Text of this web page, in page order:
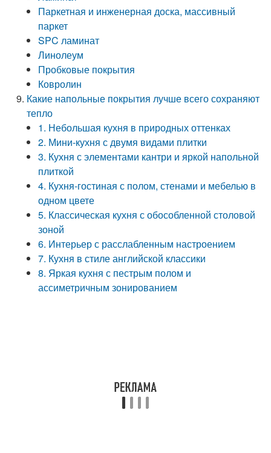
Паркетная и инженерная доска, массивный
паркет
SPC ламинат
Линолеум
Пробковые покрытия
Ковролин
Какие напольные покрытия лучше всего сохраняют
тепло
1. Небольшая кухня в природных оттенках
2. Мини-кухня с двумя видами плитки
3. Кухня с элементами кантри и яркой напольной
плиткой
4. Кухня-гостиная с полом, стенами и мебелью в
одном цвете
5. Классическая кухня с обособленной столовой
зоной
6. Интерьер с расслабленным настроением
7. Кухня в стиле английской классики
8. Яркая кухня с пестрым полом и
ассиметричным зонированием